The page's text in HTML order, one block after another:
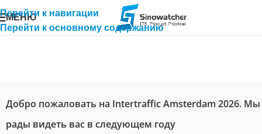
Перейти к навигации
Перейти к основному содержанию
МЕНЮ
Добро пожаловать на Intertraffic Amsterdam 2026. Мы
рады видеть вас в следующем году